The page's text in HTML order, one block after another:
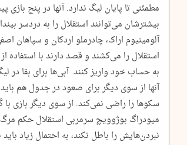
مطمئنی تا پایان لیگ ندارد. آنها در پنج بازی
بیشترشان می‌توانند استقلال را به دردسر
آلومینیوم اراک، چادرملو اردکان و سپاهان
استقلال را می‌کشند و قصد دارند با استفاده
به حساب خود واریز کنند. آبی‌ها برای بقا در
آنها از سوی دیگر برای صعود در جدول هم
سکوها را راضی نمی‌کند. از سوی دیگر بازی با
میودراگ بوژوویچ سرمربی استقلال حکم
نبردن‌هایش را باطل نکند، به احتمال زیاد